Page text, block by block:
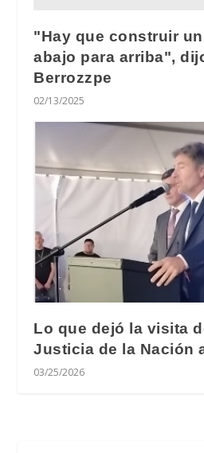
"Hay que construir
abajo para arriba",
Berrozzpe
02/13/2025
Lo que dejó la visita
Justicia de la Nación
03/25/2026